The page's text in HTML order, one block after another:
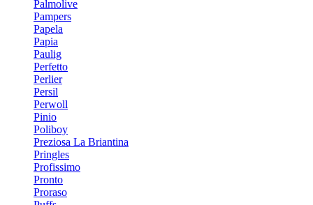
Palmolive
Pampers
Papela
Papia
Paulig
Perfetto
Perlier
Persil
Perwoll
Pinio
Poliboy
Preziosa La Briantina
Pringles
Profissimo
Pronto
Proraso